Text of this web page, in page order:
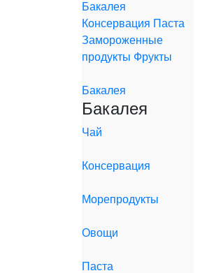
Бакалея
Консервация Паста
Замороженные
продукты Фрукты
Бакалея
Бакалея
Чай
Консервация
Морепродукты
Овощи
Паста